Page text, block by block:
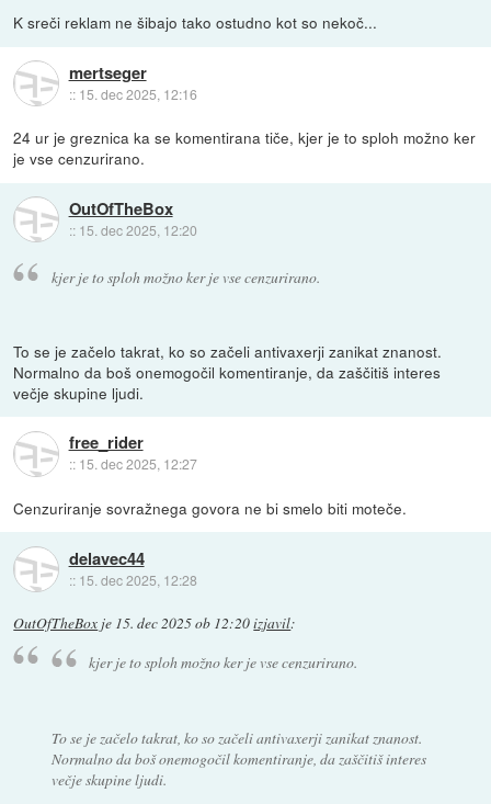
K sreči reklam ne šibajo tako ostudno kot so nekoč...
mertseger
:: 15. dec 2025, 12:16
24 ur je greznica ka se komentirana tiče, kjer je to sploh možno ker
je vse cenzurirano.
OutOfTheBox
:: 15. dec 2025, 12:20
kjer je to sploh možno ker je vse cenzurirano.
To se je začelo takrat, ko so začeli antivaxerji zanikat znanost.
Normalno da boš onemogočil komentiranje, da zaščitiš interes
večje skupine ljudi.
free_rider
:: 15. dec 2025, 12:27
Cenzuriranje sovražnega govora ne bi smelo biti moteče.
delavec44
:: 15. dec 2025, 12:28
OutOfTheBox je 15. dec 2025 ob 12:20izjavil:
kjer je to sploh možno ker je vse cenzurirano.
To se je začelo takrat, ko so začeli antivaxerji zanikat znanost.
Normalno da boš onemogočil komentiranje, da zaščitiš interes
večje skupine ljudi.